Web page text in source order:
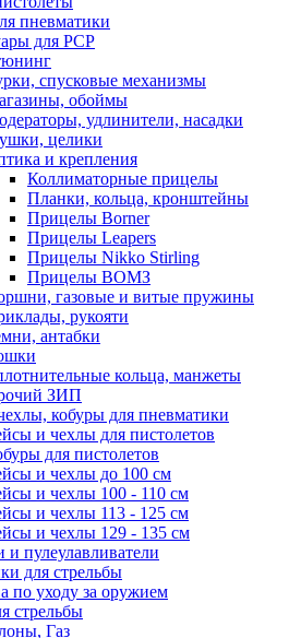
пневматики
для PCP
спусковые механизмы
обоймы
удлинители, насадки
целики
и крепления
Коллиматорные прицелы
Планки, кольца, кронштейны
Прицелы Borner
Прицелы Leapers
Прицелы Nikko Stirling
Прицелы ВОМЗ
газовые и витые пружины
рукояти
антабки
кольца, манжеты
ЗИП
кобуры для пневматики
и чехлы для пистолетов
для пистолетов
и чехлы до 100 см
и чехлы 100 - 110 см
и чехлы 113 - 125 см
и чехлы 129 - 135 см
пулеулавливатели
для стрельбы
по уходу за оружием
стрельбы
Газ